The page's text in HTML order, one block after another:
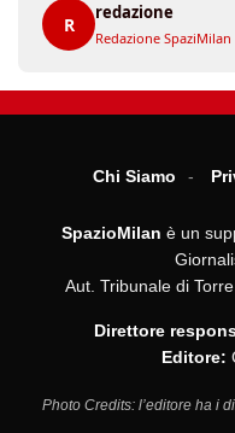
R
redazione
Redazione SpaziMilan
Chi Siamo
SpazioMilan è un
Aut. Tribunale di
Direttore
Editore:
Photo Credits: l’editore ha i